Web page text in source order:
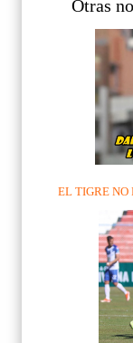
Otras
EL TIGRE NO